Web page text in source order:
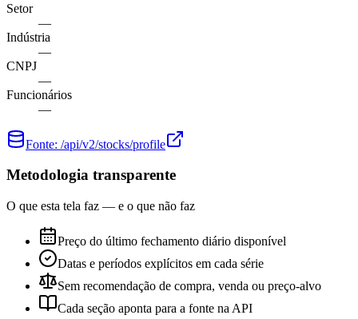
Setor
—
Indústria
—
CNPJ
—
Funcionários
—
Fonte: /api/v2/stocks/profile
Metodologia transparente
O que esta tela faz — e o que não faz
Preço do último fechamento diário disponível
Datas e períodos explícitos em cada série
Sem recomendação de compra, venda ou preço-alvo
Cada seção aponta para a fonte na API